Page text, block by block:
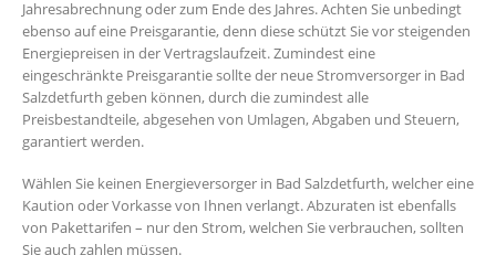
Jahresabrechnung oder zum Ende des Jahres. Achten Sie unbedingt
ebenso auf eine Preisgarantie, denn diese schützt Sie vor steigenden
Energiepreisen in der Vertragslaufzeit. Zumindest eine
eingeschränkte Preisgarantie sollte der neue Stromversorger in Bad
Salzdetfurth geben können, durch die zumindest alle
Preisbestandteile, abgesehen von Umlagen, Abgaben und Steuern,
garantiert werden.
Wählen Sie keinen Energieversorger in Bad Salzdetfurth, welcher eine
Kaution oder Vorkasse von Ihnen verlangt. Abzuraten ist ebenfalls
von Pakettarifen – nur den Strom, welchen Sie verbrauchen, sollten
Sie auch zahlen müssen.